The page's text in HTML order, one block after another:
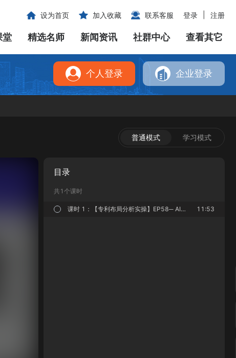
设为首页 加入收藏 联系客服 登录 注册
堂 精选名师 新闻资讯 社群中心 查看其它
个人登录 企业登录
普通模式 学习模式
目录
共1个课时
11:53
课时 1：【专利布局分析实操】EP58─ AI革命：翻转智财生态链